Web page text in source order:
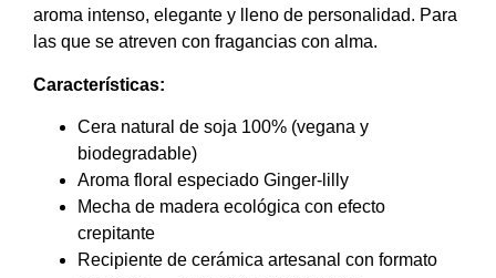
aroma intenso, elegante y lleno de personalidad. Para
las que se atreven con fragancias con alma.
Características:
Cera natural de soja 100% (vegana y
biodegradable)
Aroma floral especiado Ginger-lilly
Mecha de madera ecológica con efecto
crepitante
Recipiente de cerámica artesanal con formato